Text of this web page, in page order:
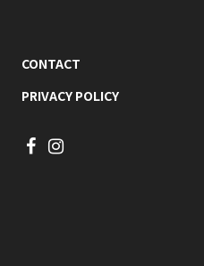
CONTACT
PRIVACY POLICY